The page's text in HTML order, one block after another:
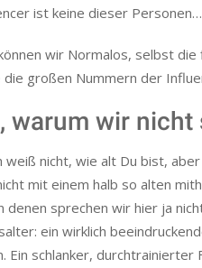
ist keine dieser Personen…
wir Normalos, selbst
großen Nummern der
warum wir
weiß nicht, wie alt Du bist,
mit einem halb so alten
denen sprechen wir hier ja
ein wirklich
Ein schlanker,